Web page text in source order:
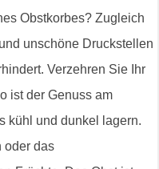
Obstkorbes? Zugleich
unschöne Druckstellen
Verzehren Sie Ihr
ist der Genuss am
kühl und dunkel lagern.
oder das